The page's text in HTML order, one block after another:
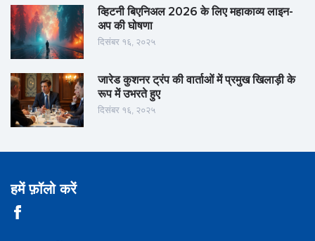
व्हिटनी बिएनिअल 2026 के लिए महाकाव्य लाइन-
अप की घोषणा
दिसंबर १६, २०२५
जारेड कुशनर ट्रंप की वार्ताओं में प्रमुख खिलाड़ी के
रूप में उभरते हुए
दिसंबर १६, २०२५
हमें फ़ॉलो करें